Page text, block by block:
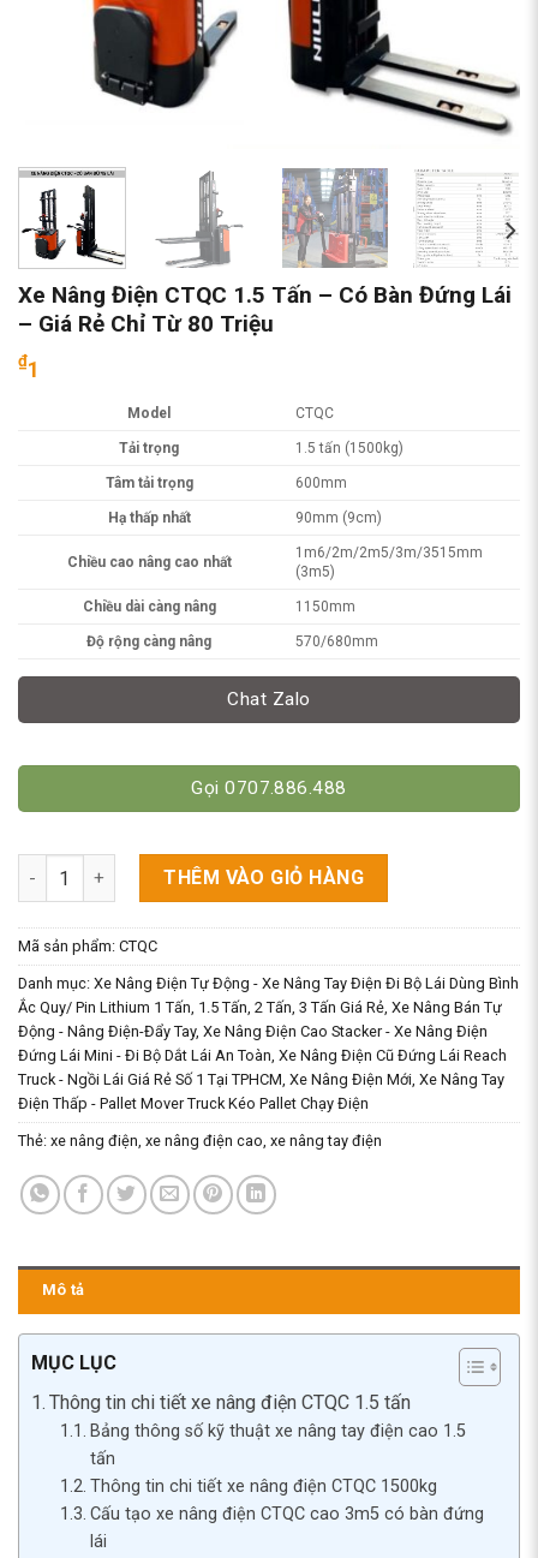
Xe Nâng Điện CTQC 1.5 Tấn – Có Bàn Đứng Lái
– Giá Rẻ Chỉ Từ 80 Triệu
₫1
Model CTQC
Tải trọng 1.5 tấn (1500kg)
Tâm tải trọng 600mm
Hạ thấp nhất 90mm (9cm)
Chiều cao nâng cao nhất
1m6/2m/2m5/3m/3515mm
(3m5)
Chiều dài càng nâng 1150mm
Độ rộng càng nâng 570/680mm
Chat Zalo
Gọi 0707.886.488
Xe Nâng Điện CTQC 1.5 Tấn - Có Bàn Đứng Lái - Giá Rẻ Chỉ
THÊM VÀO GIỎ HÀNG
Mã sản phẩm: CTQC
Danh mục: Xe Nâng Điện Tự Động - Xe Nâng Tay Điện Đi Bộ Lái Dùng Bình
Ắc Quy/ Pin Lithium 1 Tấn, 1.5 Tấn, 2 Tấn, 3 Tấn Giá Rẻ, Xe Nâng Bán Tự
Động - Nâng Điện-Đẩy Tay, Xe Nâng Điện Cao Stacker - Xe Nâng Điện
Đứng Lái Mini - Đi Bộ Dắt Lái An Toàn, Xe Nâng Điện Cũ Đứng Lái Reach
Truck - Ngồi Lái Giá Rẻ Số 1 Tại TPHCM, Xe Nâng Điện Mới, Xe Nâng Tay
Điện Thấp - Pallet Mover Truck Kéo Pallet Chạy Điện
Thẻ: xe nâng điện, xe nâng điện cao, xe nâng tay điện
Mô tả
MỤC LỤC
Thông tin chi tiết xe nâng điện CTQC 1.5 tấn
Bảng thông số kỹ thuật xe nâng tay điện cao 1.5
tấn
Thông tin chi tiết xe nâng điện CTQC 1500kg
Cấu tạo xe nâng điện CTQC cao 3m5 có bàn đứng
lái